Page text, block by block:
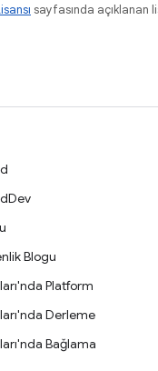
sayfasında açıklanan
Blogu
Platform
Derleme
Bağlama